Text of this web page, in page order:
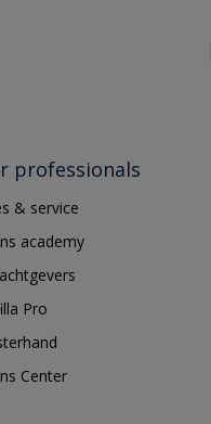
professionals
& service
academy
Pro
Center